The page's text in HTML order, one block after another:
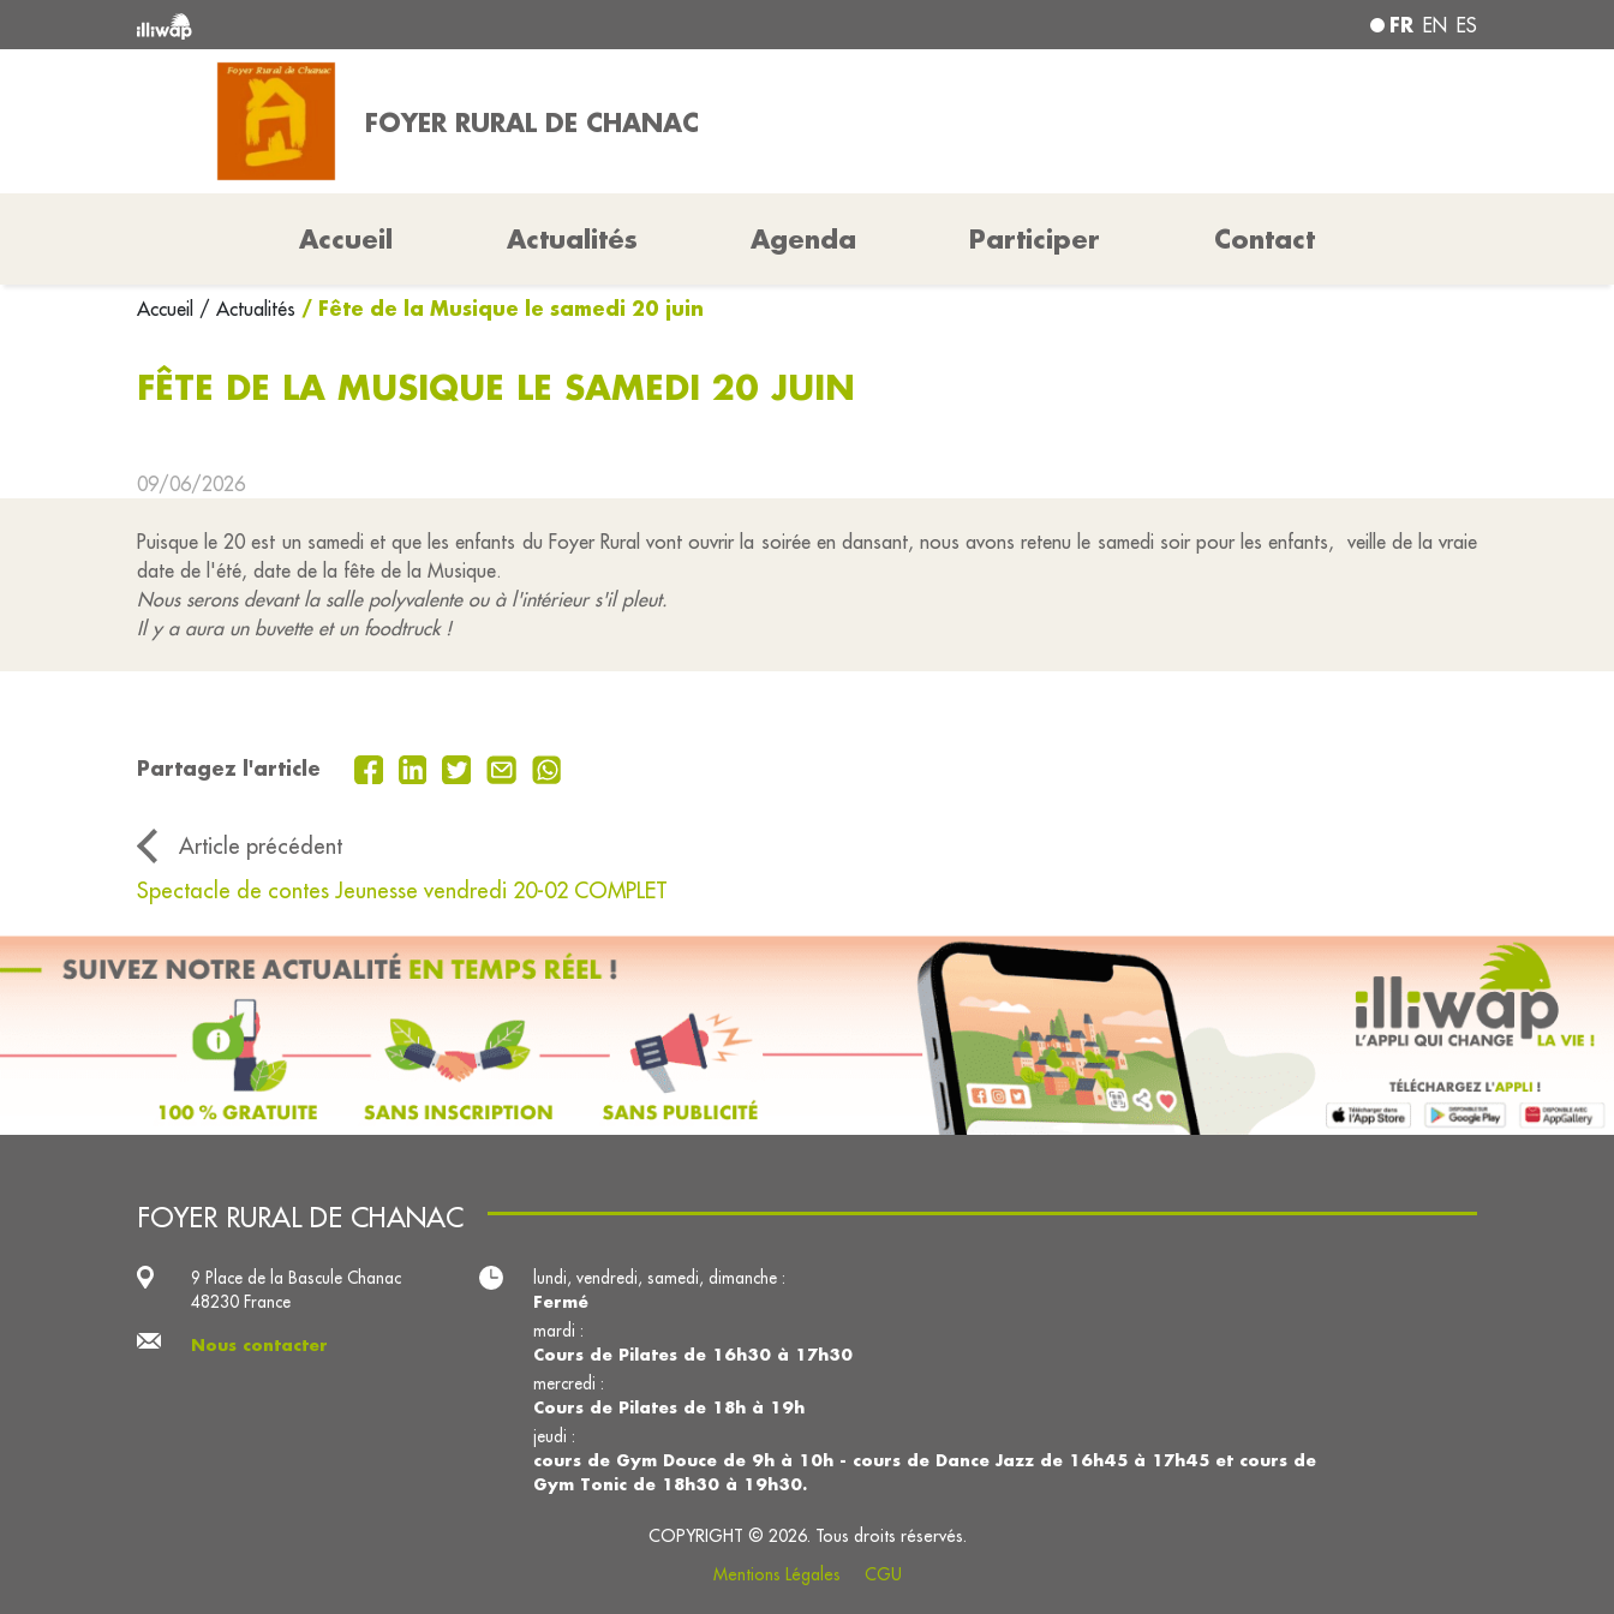
FR EN ES
FOYER RURAL DE CHANAC
Accueil Actualités Agenda Participer Contact
Accueil / Actualités / Fête de la Musique le samedi 20 juin
FÊTE DE LA MUSIQUE LE SAMEDI 20 JUIN
09/06/2026
Puisque le 20 est un samedi et que les enfants du Foyer Rural vont ouvrir la soirée en dansant, nous avons retenu le samedi soir pour les enfants, veille de la vraie
date de l'été, date de la fête de la Musique.
Nous serons devant la salle polyvalente ou à l'intérieur s'il pleut.
Il y a aura un buvette et un foodtruck !
Partagez l'article
Article précédent
Spectacle de contes Jeunesse vendredi 20-02 COMPLET
FOYER RURAL DE CHANAC
9 Place de la Bascule Chanac
48230 France
Nous contacter
lundi, vendredi, samedi, dimanche :
Fermé
mardi :
Cours de Pilates de 16h30 à 17h30
mercredi :
Cours de Pilates de 18h à 19h
jeudi :
cours de Gym Douce de 9h à 10h - cours de Dance Jazz de 16h45 à 17h45 et cours de
Gym Tonic de 18h30 à 19h30.
COPYRIGHT © 2026. Tous droits réservés.
Mentions Légales
CGU